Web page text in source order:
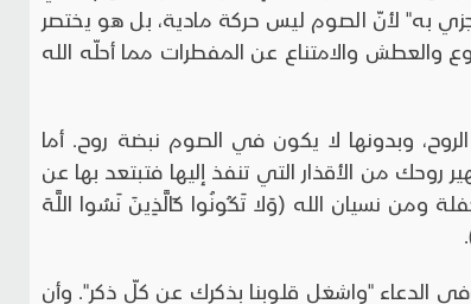
به" لأنّ الصوم ليس حركة مادية، بل هو يختصر
والعطش والامتناع عن المفطرات مما أحلّه الله
وبدونها لا يكون في الصوم نبضة روح. أما
من الأقذار التي تنفذ إليها فتبتعد بها عن
ومن نسيان الله (وَلا تَكُونُوا كَالَّذِينَ نَسُوا اللَّهَ
الدعاء "واشغل قلوبنا بذكرك عن كلّ ذكر". وأن